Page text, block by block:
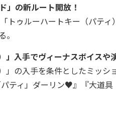
」の新ルート開放！
トゥルーハートキー（パテ
入手でヴィーナスボイスや
の入手を条件としたミッ
ティ」ダーリン♥』『大道